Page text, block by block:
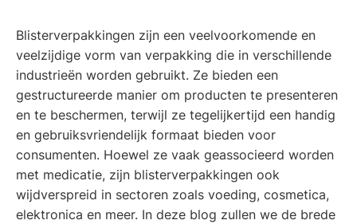
Blisterverpakkingen zijn een veelvoorkomende en
veelzijdige vorm van verpakking die in verschillende
industrieën worden gebruikt. Ze bieden een
gestructureerde manier om producten te presenteren
en te beschermen, terwijl ze tegelijkertijd een handig
en gebruiksvriendelijk formaat bieden voor
consumenten. Hoewel ze vaak geassocieerd worden
met medicatie, zijn blisterverpakkingen ook
wijdverspreid in sectoren zoals voeding, cosmetica,
elektronica en meer. In deze blog zullen we de brede